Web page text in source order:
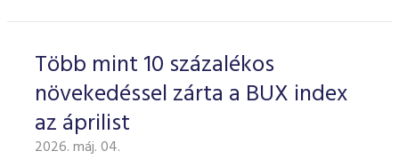
Több mint 10 százalékos
növekedéssel zárta a BUX index
az áprilist
2026. máj. 04.